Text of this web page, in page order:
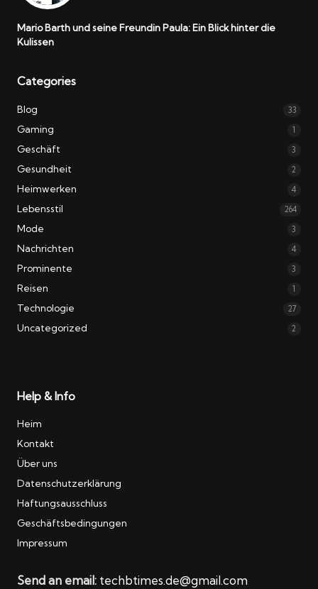
Mario Barth und seine Freundin Paula: Ein Blick hinter die
Kulissen
Categories
Blog 33
Gaming 1
Geschäft 3
Gesundheit 2
Heimwerken 4
Lebensstil 264
Mode 3
Nachrichten 4
Prominente 3
Reisen 1
Technologie 27
Uncategorized 2
Help & Info
Heim
Kontakt
Über uns
Datenschutzerklärung
Haftungsausschluss
Geschäftsbedingungen
Impressum
Send an email: techbtimes.de@gmail.com